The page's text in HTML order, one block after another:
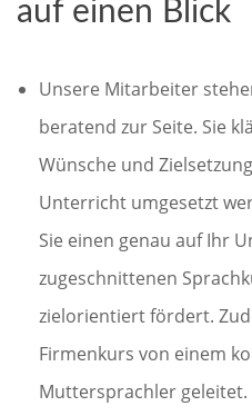
auf einen Blick
Unsere Mitarbeiter
beratend zur Seite. Sie
Wünsche und
Unterricht umgesetzt
Sie einen genau auf Ihr
zugeschnittenen
zielorientiert fördert.
Firmenkurs von einem
Muttersprachler geleitet.